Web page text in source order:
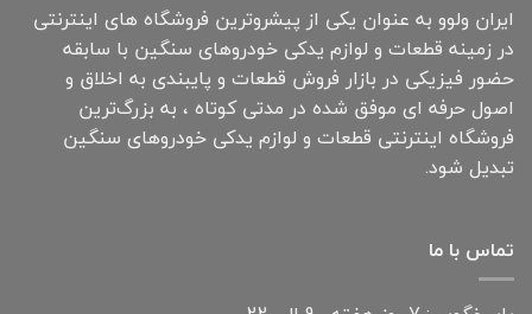
ایران ولوو به عنوان یکی از پیشروترین فروشگاه های اینترنتی
در زمینه قطعات و لوازم یدکی خودروهای سنگین با سابقه
حضور فیزیکی در بازار فروش قطعات و پایبندی به اخلاق و
اصول حرفه ای موفق شده در مدتی کوتاه ، به بزرگ‌ترین
فروشگاه اینترنتی قطعات و لوازم یدکی خودروهای سنگین
تبدیل شود.
تماس با ما